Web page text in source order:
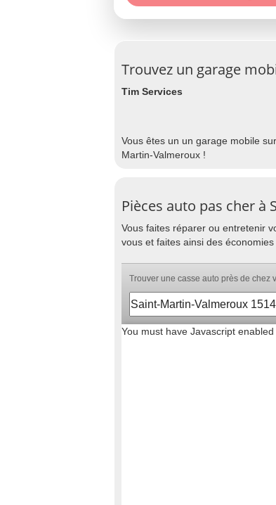
Trouvez un garage
Tim Services
Vous êtes un un garage mobile
Martin-Valmeroux !
Pièces auto pas cher à
Vous faites réparer ou entretenir
vous et faites ainsi des